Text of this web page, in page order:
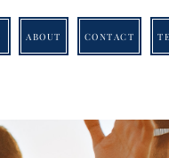
ABOUT CONTACT